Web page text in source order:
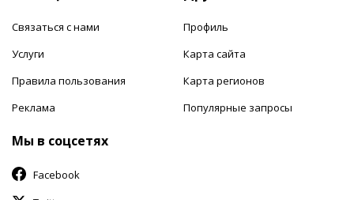
Связаться с нами
Услуги
Правила пользования
Реклама
Профиль
Карта сайта
Карта регионов
Популярные запросы
Мы в соцсетях
Facebook